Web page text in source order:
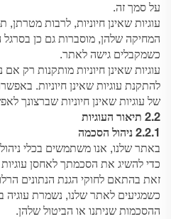
על סמך זה.
עוגיות שאינן חיוניות, לרבות
המחיקה שלהן, מוסברות גם כן בסרגל
כשמקבלים גישה לאתר.
עוגיות שאינן חיוניות מותקנות
להתקנת עוגיות שאינן חיוניות.
של עוגיות שאינן חיוניות שברצונך
2.2 תיאור העוגיות
2.2.1 ניהול הסכמה
כדי להשיג את הסכמתך לאחסן
זאת בהתאם לחוקי הגנת הנתונים
כשמגיעים לאתר שלנו, נשמרת
ההסכמות שניתנו או הביטול שלהן.